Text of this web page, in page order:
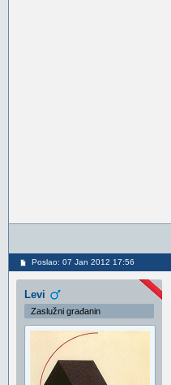
Poslao: 07 Jan 2012 17:56
Levi
Zaslužni građanin